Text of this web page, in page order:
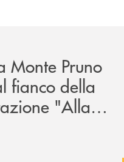
Monte Pruno
fianco della
"Alla